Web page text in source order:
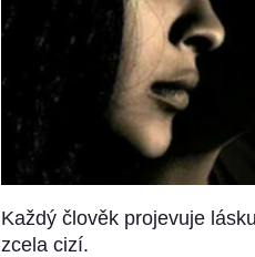
Každý člověk projevuje
zcela cizí.